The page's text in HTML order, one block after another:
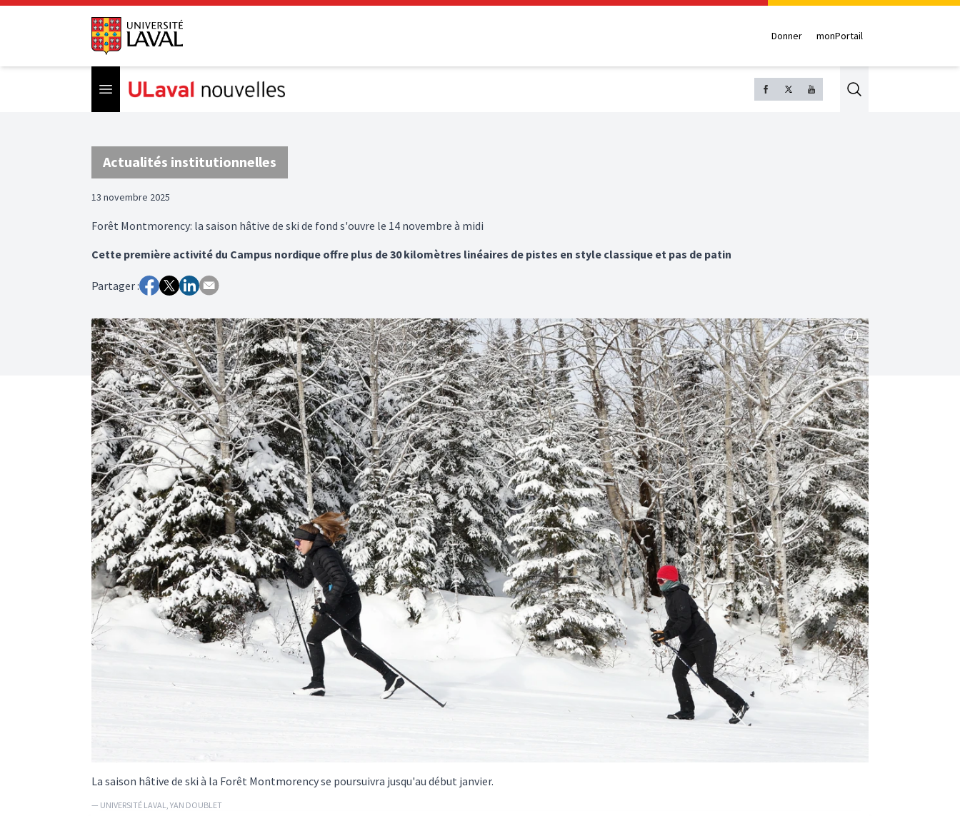
Donner monPortail
Open menu Search
Actualités institutionnelles
13 novembre 2025
Forêt Montmorency: la saison hâtive de ski de fond s'ouvre le 14 novembre à midi
Cette première activité du Campus nordique offre plus de 30 kilomètres linéaires de pistes en style classique et pas de patin
Partager :
La saison hâtive de ski à la Forêt Montmorency se poursuivra jusqu'au début janvier.
— UNIVERSITÉ LAVAL, YAN DOUBLET